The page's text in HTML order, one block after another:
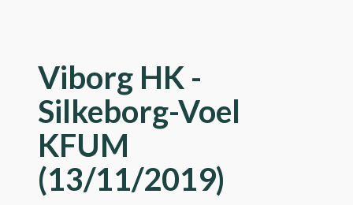
Viborg HK -
Silkeborg-Voel
KFUM
(13/11/2019)